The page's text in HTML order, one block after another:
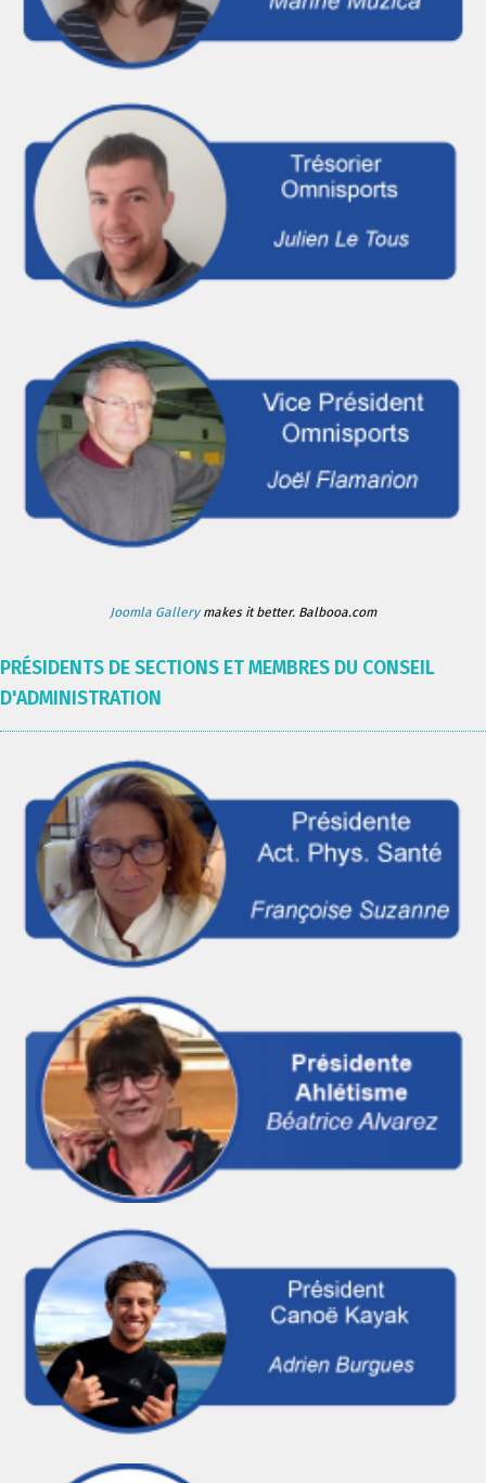
Joomla Gallerymakes it better. Balbooa.com
PRÉSIDENTS DE SECTIONS ET MEMBRES DU CONSEIL
D'ADMINISTRATION